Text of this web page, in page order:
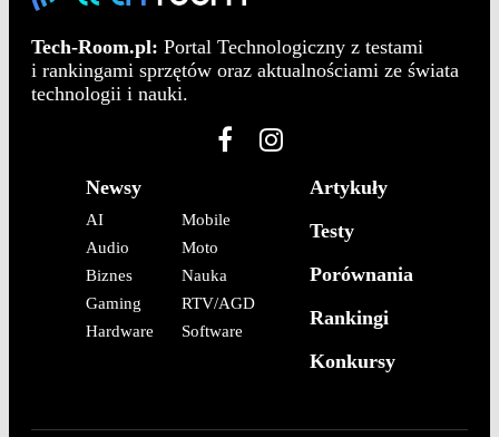
Tech-Room.pl: Portal Technologiczny z testami
i rankingami sprzętów oraz aktualnościami ze świata
technologii i nauki.
Newsy
AI
Audio
Biznes
Gaming
Hardware
Mobile
Moto
Nauka
RTV/AGD
Software
Artykuły
Testy
Porównania
Rankingi
Konkursy